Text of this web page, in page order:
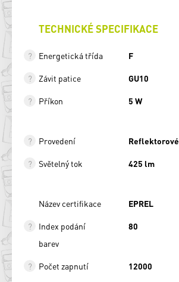
TECHNICKÉ SPECIFIKACE
Energetická třída F
Závit patice GU10
Příkon 5 W
Provedení Reflektorové
Světelný tok 425 lm
Název certifikace EPREL
Index podání
barev
80
Počet zapnutí 12000